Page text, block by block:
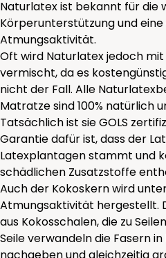
Naturlatex ist bekannt für die
Körperunterstützung und
Atmungsaktivität.
Oft wird Naturlatex jedoch
vermischt, da es
nicht der Fall. Alle
Matratze sind 100% natürlich
Tatsächlich ist sie GOLS
Garantie dafür ist, dass der
Latexplantagen stammt und
schädlichen Zusatzstoffe
Auch der Kokoskern wird
Atmungsaktivität hergestellt.
aus Kokosschalen, die zu
Seile verwandeln die Fasern